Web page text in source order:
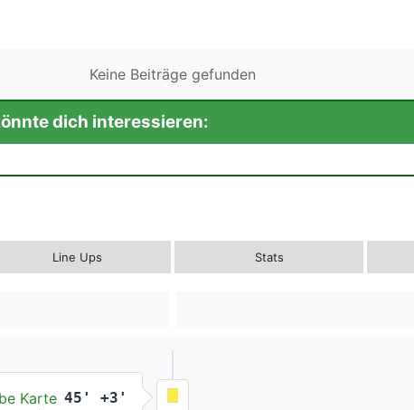
Keine Beiträge gefunden
dich interessieren:
Line Ups Stats
Karte 45' +3'